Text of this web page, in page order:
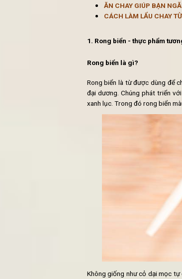
Rong biểnlà một
biệt, loại "rau" thực
những đặc tính ưu
trở thành loại thực
NHÀ HÀNG
ĂN CHAY GIÚP
CÁCH LÀM
1. Rong biển - thực
Rong biển là từ được
đại dương. Chúng
xanh lục. Trong đó